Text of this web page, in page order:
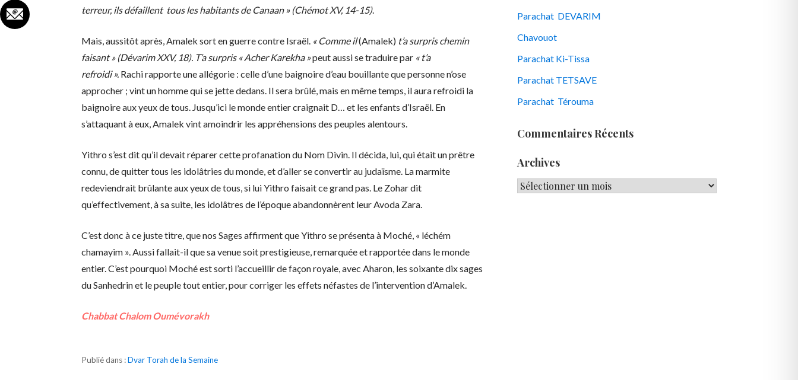
terreur, ils défaillent tous les habitants de Canaan » (Chémot XV, 14-15).
Mais, aussitôt après, Amalek sort en guerre contre Israël. « Comme il(Amalek) t’a surpris chemin
faisant » (Dévarim XXV, 18). T’a surpris « Acher Karekha »peut aussi se traduire par « t’a
refroidi ». Rachi rapporte une allégorie : celle d’une baignoire d’eau bouillante que personne n’ose
approcher ; vint un homme qui se jette dedans. Il sera brûlé, mais en même temps, il aura refroidi la
baignoire aux yeux de tous. Jusqu’ici le monde entier craignait D… et les enfants d’Israël. En
s’attaquant à eux, Amalek vint amoindrir les appréhensions des peuples alentours.
Yithro s’est dit qu’il devait réparer cette profanation du Nom Divin. Il décida, lui, qui était un prêtre
connu, de quitter tous les idolâtries du monde, et d’aller se convertir au judaïsme. La marmite
redeviendrait brûlante aux yeux de tous, si lui Yithro faisait ce grand pas. Le Zohar dit
qu’effectivement, à sa suite, les idolâtres de l’époque abandonnèrent leur Avoda Zara.
C’est donc à ce juste titre, que nos Sages affirment que Yithro se présenta à Moché, « léchém
chamayim ». Aussi fallait-il que sa venue soit prestigieuse, remarquée et rapportée dans le monde
entier. C’est pourquoi Moché est sorti l’accueillir de façon royale, avec Aharon, les soixante dix sages
du Sanhedrin et le peuple tout entier, pour corriger les effets néfastes de l’intervention d’Amalek.
Chabbat Chalom Oumévorakh
Publié dans :Dvar Torah de la Semaine
Parachat DEVARIM
Chavouot
Parachat Ki-Tissa
Parachat TETSAVE
Parachat Térouma
Commentaires Récents
Archives
Archives